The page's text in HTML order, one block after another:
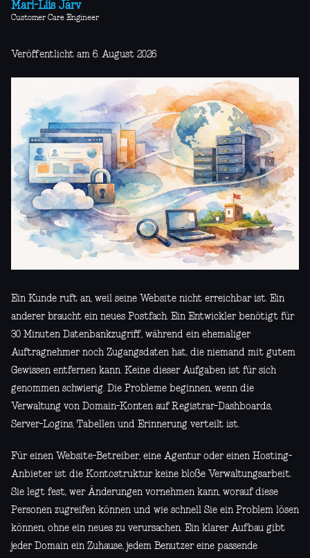
Mari-Liis Järv
Customer Care Engineer
Veröffentlicht am 6. August 2026
Ein Kunde ruft an, weil seine Website nicht erreichbar ist. Ein
anderer braucht ein neues Postfach. Ein Entwickler benötigt für
30 Minuten Datenbankzugriff, während ein ehemaliger
Auftragnehmer noch Zugangsdaten hat, die niemand mit gutem
Gewissen entfernen kann. Keine dieser Aufgaben ist für sich
genommen schwierig. Die Probleme beginnen, wenn die
Verwaltung von Domain-Konten auf Registrar-Dashboards,
Server-Logins, Tabellen und Erinnerung verteilt ist.
Für einen Website-Betreiber, eine Agentur oder einen Hosting-
Anbieter ist die Kontostruktur keine bloße Verwaltungsarbeit.
Sie legt fest, wer Änderungen vornehmen kann, worauf diese
Personen zugreifen können und wie schnell Sie ein Problem lösen
können, ohne ein neues zu verursachen. Ein klarer Aufbau gibt
jeder Domain ein Zuhause, jedem Benutzer eine passende